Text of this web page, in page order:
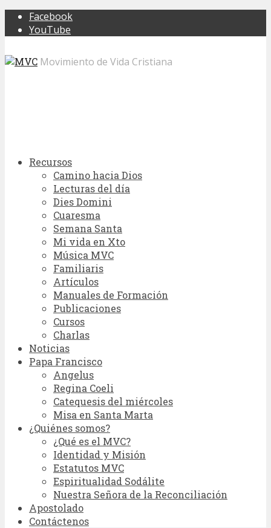
Facebook
YouTube
Movimiento de Vida Cristiana
Recursos
Camino hacia Dios
Lecturas del día
Dies Domini
Cuaresma
Semana Santa
Mi vida en Xto
Música MVC
Familiaris
Artículos
Manuales de Formación
Publicaciones
Cursos
Charlas
Noticias
Papa Francisco
Angelus
Regina Coeli
Catequesis del miércoles
Misa en Santa Marta
¿Quiénes somos?
¿Qué es el MVC?
Identidad y Misión
Estatutos MVC
Espiritualidad Sodálite
Nuestra Señora de la Reconciliación
Apostolado
Contáctenos